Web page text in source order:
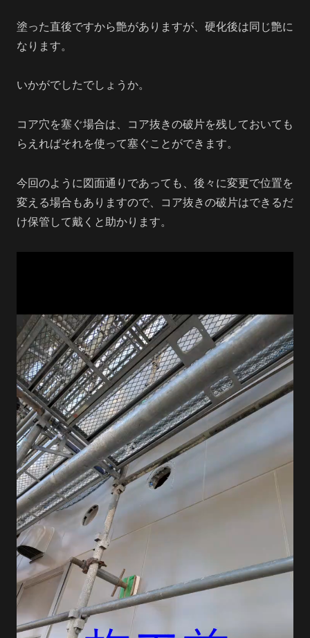
塗った直後ですから艶がありますが、硬化後は同じ艶に
なります。
いかがでしたでしょうか。
コア穴を塞ぐ場合は、コア抜きの破片を残しておいても
らえればそれを使って塞ぐことができます。
今回のように図面通りであっても、後々に変更で位置を
変える場合もありますので、コア抜きの破片はできるだ
け保管して戴くと助かります。